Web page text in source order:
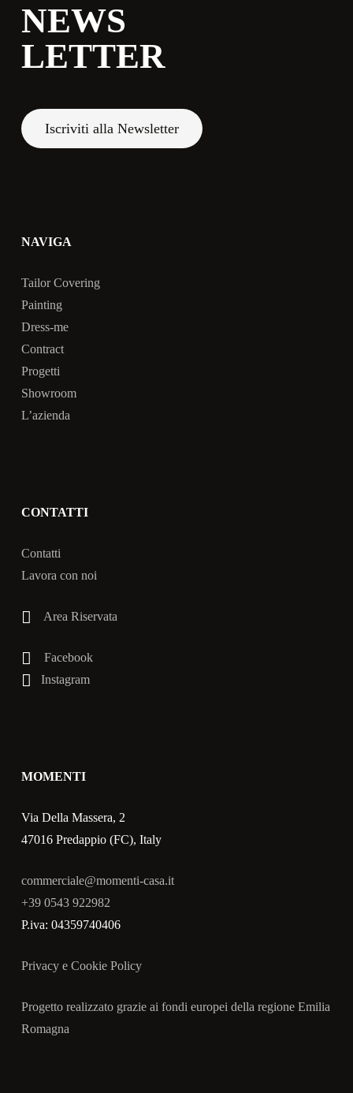
NEWS
LETTER
Iscriviti alla Newsletter
NAVIGA
Tailor Covering
Painting
Dress-me
Contract
Progetti
Showroom
L’azienda
CONTATTI
Contatti
Lavora con noi
Area Riservata
Facebook
Instagram
MOMENTI
Via Della Massera, 2
47016 Predappio (FC), Italy
commerciale@momenti-casa.it
+39 0543 922982
P.iva: 04359740406
Privacy e Cookie Policy
Progetto realizzato grazie ai fondi europei della regione Emilia
Romagna